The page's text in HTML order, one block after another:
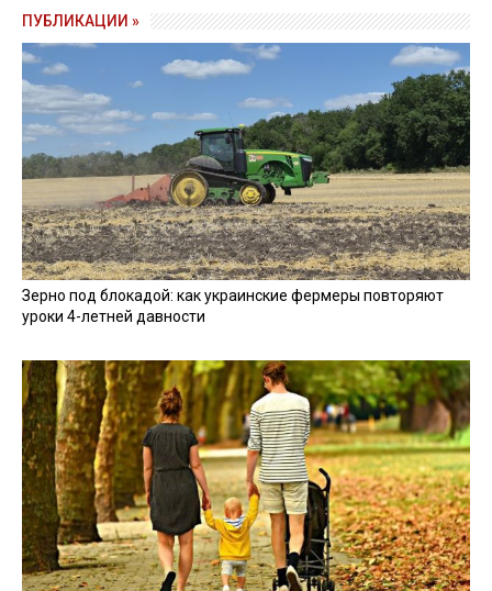
ПУБЛИКАЦИИ »
Зерно под блокадой: как украинские фермеры повторяют
уроки 4-летней давности